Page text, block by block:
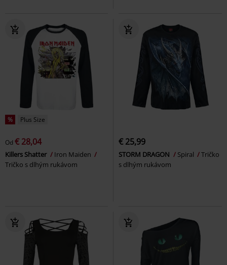
% Plus Size
Od € 28,04
Killers Shatter
Iron Maiden
Tričko s dlhým rukávom
€ 25,99
STORM DRAGON Spiral
Tričko
s dlhým rukávom